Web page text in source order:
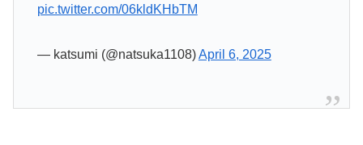
pic.twitter.com/06kldKHbTM
— katsumi (@natsuka1108)April 6, 2025